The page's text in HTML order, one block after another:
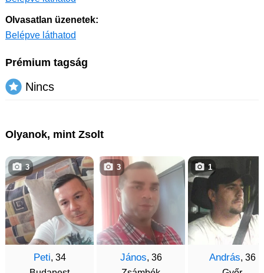
Olvasatlan üzenetek:
Belépve láthatod
Prémium tagság
Nincs
Olyanok, mint Zsolt
Peti, 34
3
János, 36
3
András, 36
1